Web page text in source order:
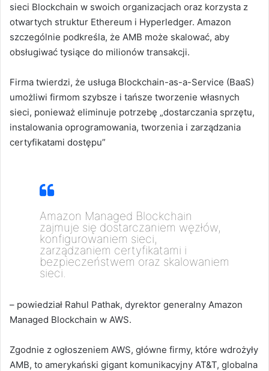
sieci Blockchain w swoich organizacjach oraz korzysta z
otwartych struktur Ethereum i Hyperledger. Amazon
szczególnie podkreśla, że AMB może skalować, aby
obsługiwać tysiące do milionów transakcji.
Firma twierdzi, że usługa Blockchain-as-a-Service (BaaS)
umożliwi firmom szybsze i tańsze tworzenie własnych
sieci, ponieważ eliminuje potrzebę „dostarczania sprzętu,
instalowania oprogramowania, tworzenia i zarządzania
certyfikatami dostępu”
Amazon Managed Blockchain
zajmuje się dostarczaniem węzłów,
konfigurowaniem sieci,
zarządzaniem certyfikatami i
bezpieczeństwem oraz skalowaniem
sieci.
– powiedział Rahul Pathak, dyrektor generalny Amazon
Managed Blockchain w AWS.
Zgodnie z ogłoszeniem AWS, główne firmy, które wdrożyły
AMB, to amerykański gigant komunikacyjny AT&T, globalna